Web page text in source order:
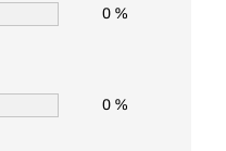
0 %
0 %